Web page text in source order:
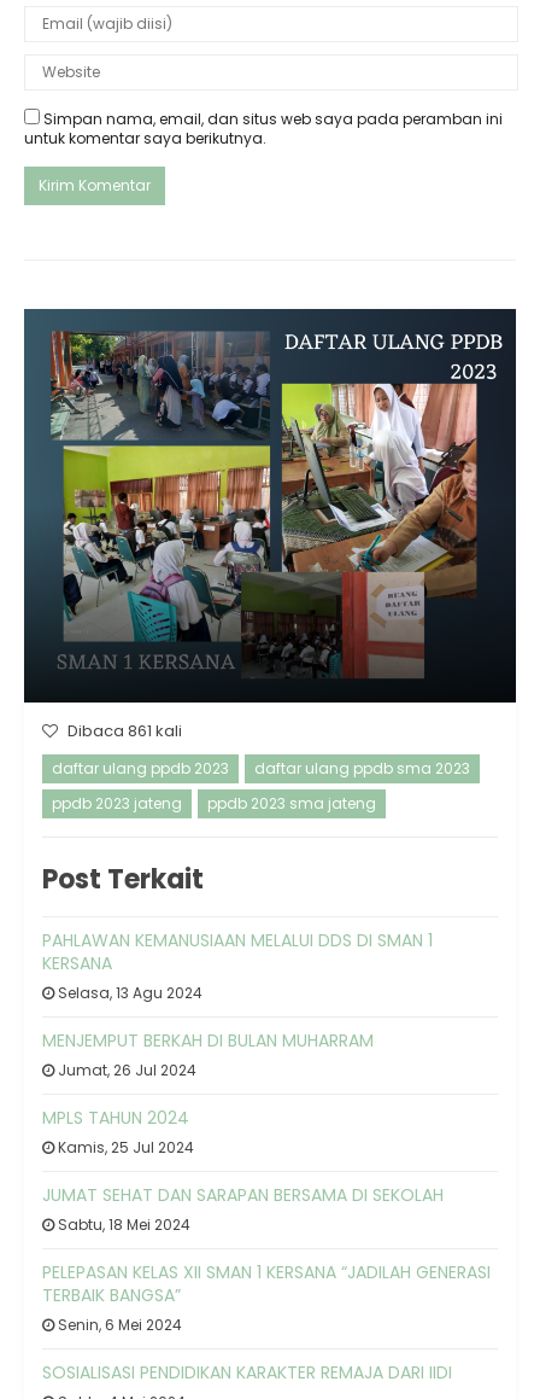
Simpan nama, email, dan situs web saya pada peramban ini
untuk komentar saya berikutnya.
Dibaca 861 kali
daftar ulang ppdb 2023
daftar ulang ppdb sma 2023
ppdb 2023 jateng
ppdb 2023 sma jateng
Post Terkait
PAHLAWAN KEMANUSIAAN MELALUI DDS DI SMAN 1
KERSANA
Selasa, 13 Agu 2024
MENJEMPUT BERKAH DI BULAN MUHARRAM
Jumat, 26 Jul 2024
MPLS TAHUN 2024
Kamis, 25 Jul 2024
JUMAT SEHAT DAN SARAPAN BERSAMA DI SEKOLAH
Sabtu, 18 Mei 2024
PELEPASAN KELAS XII SMAN 1 KERSANA “JADILAH GENERASI
TERBAIK BANGSA”
Senin, 6 Mei 2024
SOSIALISASI PENDIDIKAN KARAKTER REMAJA DARI IIDI